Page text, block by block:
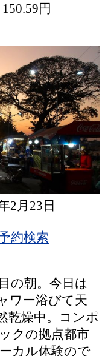
円
2月23日
約検索
の朝。今日は
ワー浴びて天
乾燥中。コンポ
クの拠点都市
カル体験ので